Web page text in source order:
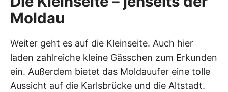
Moldau
Weiter geht es auf die Kleinseite. Auch hier
laden zahlreiche kleine Gässchen zum Erkunden
ein. Außerdem bietet das Moldauufer eine tolle
Aussicht auf die Karlsbrücke und die Altstadt.